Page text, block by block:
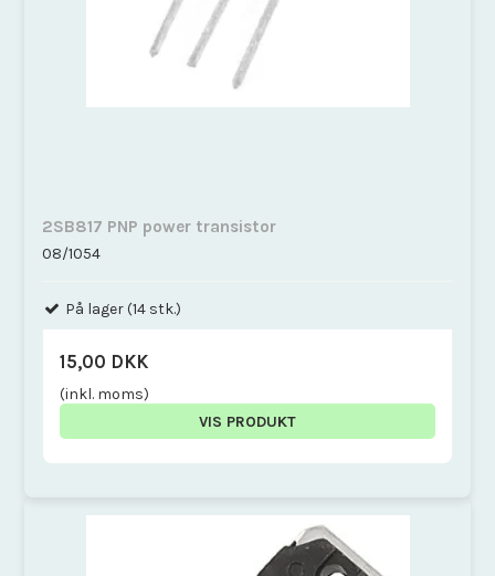
2SB817 PNP power transistor
08/1054
På lager (14 stk.)
15,00 DKK
(inkl. moms)
VIS PRODUKT